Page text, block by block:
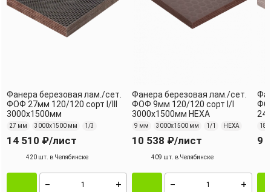
Фанера березовая лам./сет.
ФОФ 27мм 120/120 сорт I/III
3000х1500мм
27 мм 3000х1500 мм 1/3
14 510 ₽/лист
420 шт. в Челябинске
Фанера березовая лам./сет.
ФОФ 9мм 120/120 сорт I/I
3000х1500мм HEXA
9 мм 3000х1500 мм 1/1 HEXA
10 538 ₽/лист
409 шт. в Челябинске
18
9